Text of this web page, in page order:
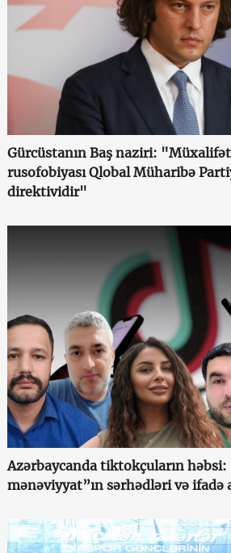
Gürcüstanın Baş naziri:
rusofobiyası Qlobal Müharibə
direktividir"
Azərbaycanda tiktokçuların
mənəviyyat”ın sərhədləri və ifadə